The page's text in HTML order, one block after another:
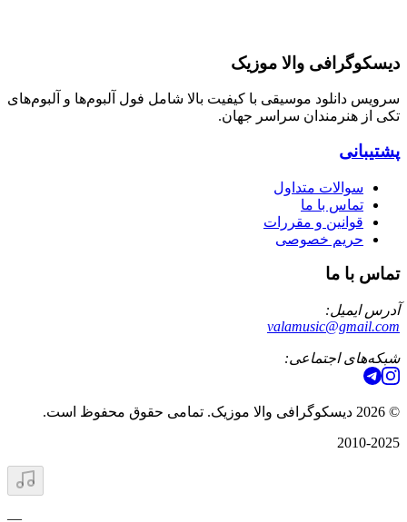
دیسکوگرافی والا موزیک
سرویس دانلود موسیقی با کیفیت بالا شامل فول آلبوم‌ها و آلبوم‌های
تکی از هنرمندان سراسر جهان.
پشتیبانی
سوالات متداول
تماس با ما
قوانین و مقررات
حریم خصوصی
تماس با ما
آدرس ایمیل:
valamusic@gmail.com
شبکه‌های اجتماعی:
©
2026 دیسکوگرافی والا موزیک. تمامی حقوق محفوظ است.
2010-2025
—